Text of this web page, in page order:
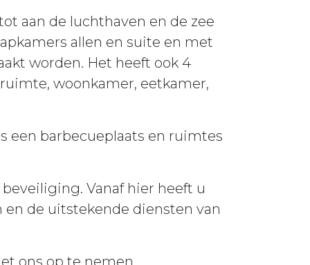
aan de luchthaven en de zee
allen en suite en met
worden. Het heeft ook 4
woonkamer, eetkamer,
een barbecueplaats en ruimtes
Vanaf hier heeft u
de uitstekende diensten van
ons op te nemen.